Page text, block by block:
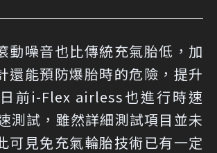
動噪音也比傳統充氣胎低，加
還能預防爆胎時的危險，提升
前i-Flex airless也進行時速
測試，雖然詳細測試項目並未
可見免充氣輪胎技術已有一定